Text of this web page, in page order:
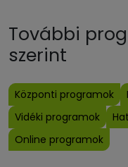
További
szerint
Központi programok
Vidéki programok
Online programok